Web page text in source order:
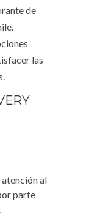
de
las
al
parte